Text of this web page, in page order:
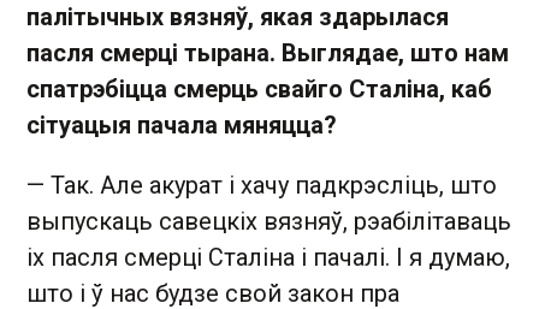
палітычных вязняў, якая здарылася
пасля смерці тырана. Выглядае, што нам
спатрэбіцца смерць свайго Сталіна, каб
сітуацыя пачала мяняцца?
— Так. Але акурат і хачу падкрэсліць, што
выпускаць савецкіх вязняў, рэабілітаваць
іх пасля смерці Сталіна і пачалі. І я думаю,
што і ў нас будзе свой закон пра